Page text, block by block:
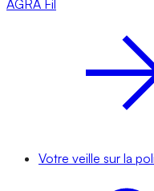
AGRA Fil
Votre veille sur la